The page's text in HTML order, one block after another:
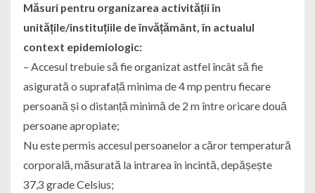
Măsuri pentru organizarea activității în
unitățile/instituțiile de învățământ, în actualul
context epidemiologic:
– Accesul trebuie să fie organizat astfel încât să fie
asigurată o suprafață minima de 4 mp pentru fiecare
persoană și o distanță minimă de 2 m între oricare două
persoane apropiate;
Nu este permis accesul persoanelor a căror temperatură
corporală, măsurată la intrarea în incintă, depășește
37,3 grade Celsius;